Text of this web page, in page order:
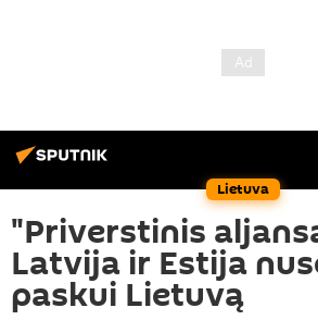
Lietuva
"Priverstinis
Latvija ir Estija
paskui Lietuvą